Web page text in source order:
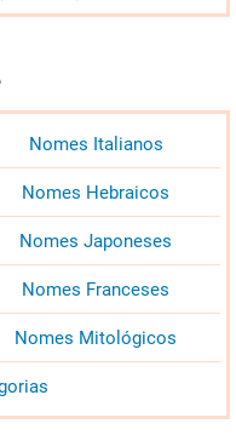
Nomes Italianos
Nomes Hebraicos
Nomes Japoneses
Nomes Franceses
Nomes Mitológicos